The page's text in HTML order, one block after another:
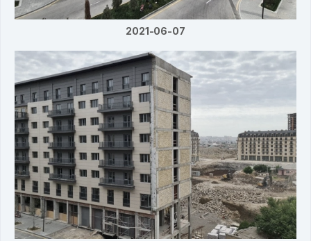
2021-06-07